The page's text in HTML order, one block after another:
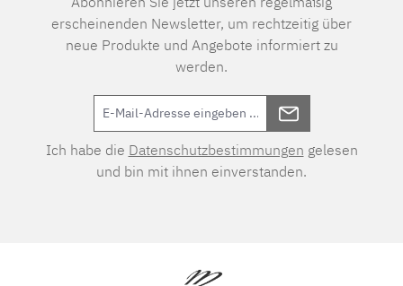
erscheinenden Newsletter, um rechtzeitig über
neue Produkte und Angebote informiert zu
werden.
Ich habe die Datenschutzbestimmungen gelesen
und bin mit ihnen einverstanden.